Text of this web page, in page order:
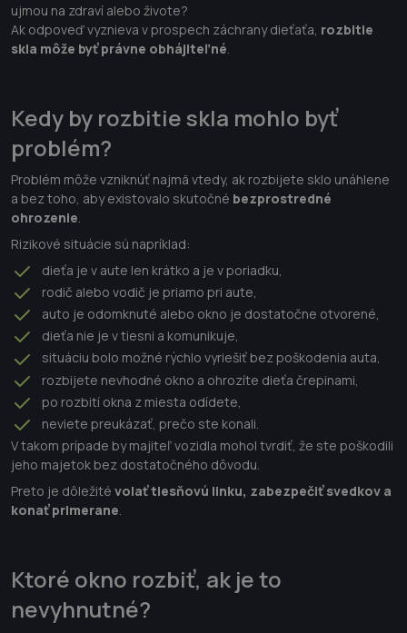
ujmou na zdraví alebo živote?
Ak odpoveď vyznieva v prospech záchrany dieťaťa, rozbitie
skla môže byť právne obhájiteľné
Kedy by rozbitie skla mohlo byť
problém?
Problém môže vzniknúť najmä vtedy, ak rozbijete sklo unáhlene
a bez toho, aby existovalo skutočné bezprostredné
ohrozenie
Rizikové situácie sú napríklad:
dieťa je v aute len krátko a je v poriadku,
rodič alebo vodič je priamo pri aute,
auto je odomknuté alebo okno je dostatočne otvorené,
dieťa nie je v tiesni a komunikuje,
situáciu bolo možné rýchlo vyriešiť bez poškodenia auta,
rozbijete nevhodné okno a ohrozíte dieťa črepinami,
po rozbití okna z miesta odídete,
neviete preukázať, prečo ste konali.
V takom prípade by majiteľ vozidla mohol tvrdiť, že ste poškodili
jeho majetok bez dostatočného dôvodu.
Preto je dôležité volať tiesňovú linku, zabezpečiť svedkov a
konať primerane.
Ktoré okno rozbiť, ak je to
nevyhnutné?